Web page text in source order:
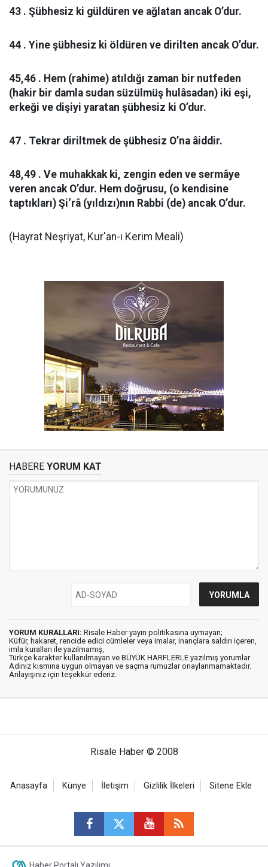
43 . Şübhesiz ki güldüren ve ağlatan ancak O’dur.
44 . Yine şübhesiz ki öldüren ve dirilten ancak O’dur.
45,46 . Hem (rahime) atıldığı zaman bir nutfeden
(hakir bir damla sudan süzülmüş hulâsadan) iki eşi,
erkeği ve dişiyi yaratan şübhesiz ki O’dur.
47 . Tekrar diriltmek de şübhesiz O’na âiddir.
48,49 . Ve muhakkak ki, zengin eden ve sermâye
veren ancak O’dur. Hem doğrusu, (o kendisine
taptıkları) Şi‘râ (yıldızı)nın Rabbi (de) ancak O’dur.
(Hayrat Neşriyat, Kur'an-ı Kerim Meali)
HABERE YORUM KAT
YORUM KURALLARI: Risale Haber yayın politikasına uymayan;
Küfür, hakaret, rencide edici cümleler veya imalar, inançlara saldırı içeren,
imla kuralları ile yazılmamış,
Türkçe karakter kullanılmayan ve BÜYÜK HARFLERLE yazılmış yorumlar
Adınız kısmına uygun olmayan ve saçma rumuzlar onaylanmamaktadır.
Anlayışınız için teşekkür ederiz.
Risale Haber © 2008
Anasayfa Künye İletişim Gizlilik İlkeleri Sitene Ekle